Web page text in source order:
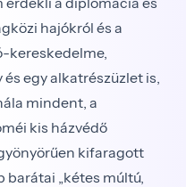
hajókról és a
kereskedelme,
egy alkatrészüzlet is,
mindent, a
kis házvédő
kifaragott
„kétes múltú,